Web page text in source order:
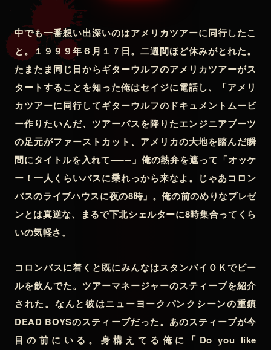
中でも一番想い出深いのはアメリカツアーに同行したこ
と。１９９９年６月１７日。二週間ほど休みがとれた。
たまたま同じ日からギターウルフのアメリカツアーがス
タートすることを知った俺はセイジに電話し、「アメリ
カツアーに同行してギターウルフのドキュメントムービ
ー作りたいんだ、ツアーバスを降りたエンジニアブーツ
の足元がファーストカット、アメリカの大地を踏んだ瞬
間にタイトルを入れて───」俺の熱弁を遮って「オッケ
ー！一人くらいバスに乗れっから来なよ。じゃあコロン
バスのライブハウスに夜の8時」。俺の前のめりなプレゼ
ンとは真逆な、まるで下北シェルターに8時集合ってくら
いの気軽さ。
コロンバスに着くと既にみんなはスタンバイＯＫでビー
ルを飲んでた。ツアーマネージャーのスティーブを紹介
された。なんと彼はニューヨークパンクシーンの重鎮
DEAD BOYSのスティーブだった。あのスティーブが今
目の前にいる。身構えてる俺に「Do you like